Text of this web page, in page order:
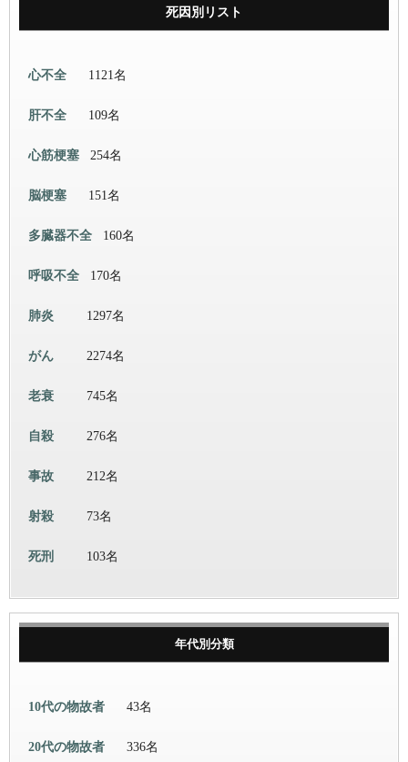
死因別リスト
心不全 1121名
肝不全 109名
心筋梗塞 254名
脳梗塞 151名
多臓器不全 160名
呼吸不全 170名
肺炎 1297名
がん 2274名
老衰 745名
自殺 276名
事故 212名
射殺 73名
死刑 103名
年代別分類
10代の物故者 43名
20代の物故者 336名